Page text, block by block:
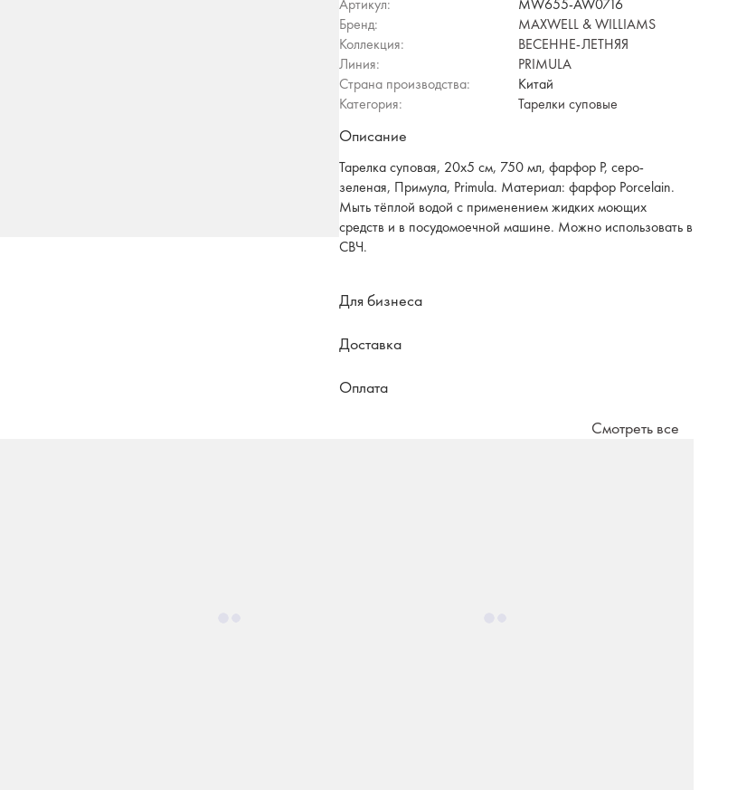
Артикул:
MW655-AW0716
Бренд:
MAXWELL & WILLIAMS
Коллекция:
ВЕСЕННЕ-ЛЕТНЯЯ
Линия:
PRIMULA
Страна производства:
Китай
Категория:
Тарелки суповые
Описание
Тарелка суповая, 20х5 см, 750 мл, фарфор P, серо-
зеленая, Примула, Primula. Материал: фарфор Рorcelain.
Мыть тёплой водой с применением жидких моющих
средств и в посудомоечной машине. Можно использовать в
СВЧ.
Для бизнеса
Доставка
Оплата
Смотреть все